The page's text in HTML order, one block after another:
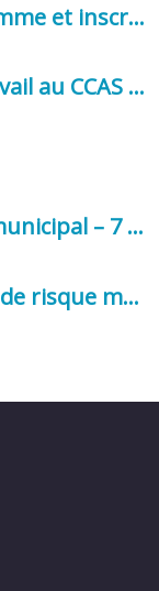
Tribu de Nava – programme et inscriptions été 2026
Permanence France Travail au CCAS de Saujon Juin 2026
Compte rendu conseil municipal – 7 avril 2026
Abaissement au niveau de risque modéré de l’Influenza aviaire